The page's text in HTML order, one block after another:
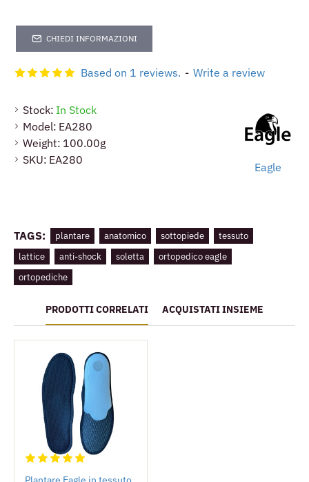
Stock: In Stock
Model: EA280
Weight: 100.00g
SKU: EA280
Eagle
Based on 1 reviews. - Write a review
CHIEDI INFORMAZIONI
TAGS: plantare anatomico sottopiede
tessuto
lattice
anti-shock soletta
ortopedico eagle
ortopediche
PRODOTTI CORRELATI ACQUISTATI INSIEME